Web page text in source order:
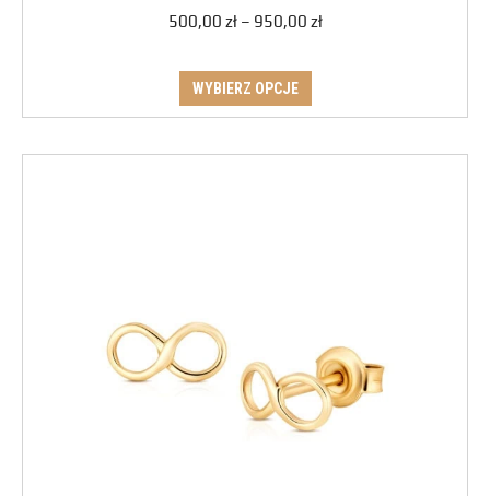
500,00 zł – 950,00 zł
WYBIERZ OPCJE